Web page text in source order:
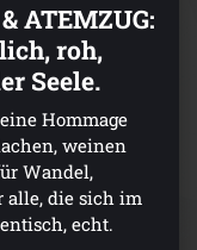
ATEMZUG:
roh,
Seele.
Hommage
weinen
Wandel,
alle, die sich im
echt.